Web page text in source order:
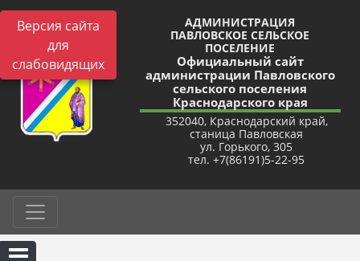
Версия сайта
для
слабовидящих
АДМИНИСТРАЦИЯ
ПАВЛОВСКОЕ СЕЛЬСКОЕ
ПОСЕЛЕНИЕ
Официальный сайт
администрации Павловского
сельского поселения
Краснодарского края
352040, Краснодарский край,
станица Павловская
ул. Горького, 305
тел. +7(86191)5-22-95